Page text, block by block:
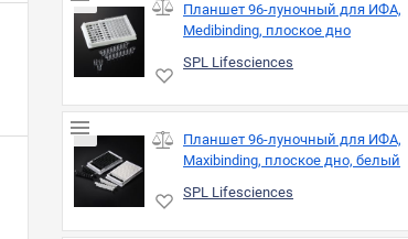
Планшет 96-луночный для ИФА,
Medibinding, плоское дно
SPL Lifesciences
Планшет 96-луночный для ИФА,
Maxibinding, плоское дно, белый
SPL Lifesciences